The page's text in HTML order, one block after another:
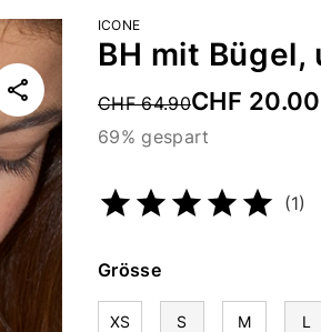
ICONE
BH mit
Price reduced from
CHF 64.90CHF 20.00
69% gespart
(1)
Grösse
XS S M L